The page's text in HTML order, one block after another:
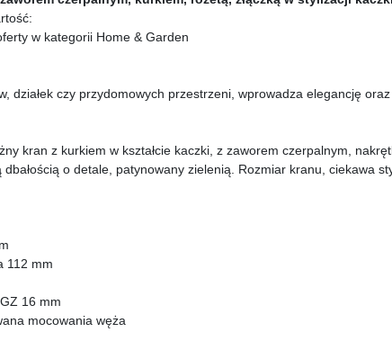
w kategorii Home & Garden
działek czy przydomowych przestrzeni, wprowadza elegancję
kran z kurkiem w kształcie kaczki, z zaworem czerpalnym,
o detale, patynowany zielenią. Rozmiar kranu, ciekawa
112 mm
16 mm
mocowania węża